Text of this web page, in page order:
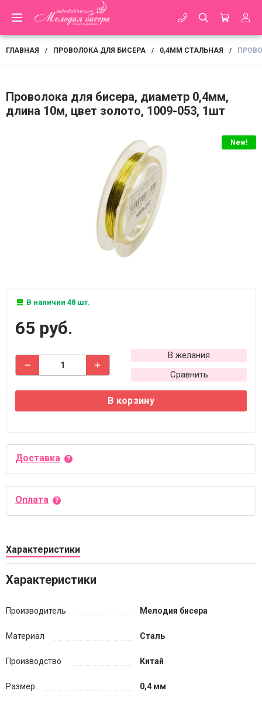
ГЛАВНАЯ / ПРОВОЛОКА ДЛЯ БИСЕРА / 0,4ММ СТАЛЬНАЯ /
Проволока для бисера, диаметр 0,4мм,
длина 10м, цвет золото, 1009-053, 1шт
New!
В наличии 48 шт.
65 руб.
В желания
Сравнить
В корзину
Доставка
Оплата
Характеристики
Характеристики
Производитель Мелодия бисера
Материал Сталь
Производство Китай
Размер 0,4 мм